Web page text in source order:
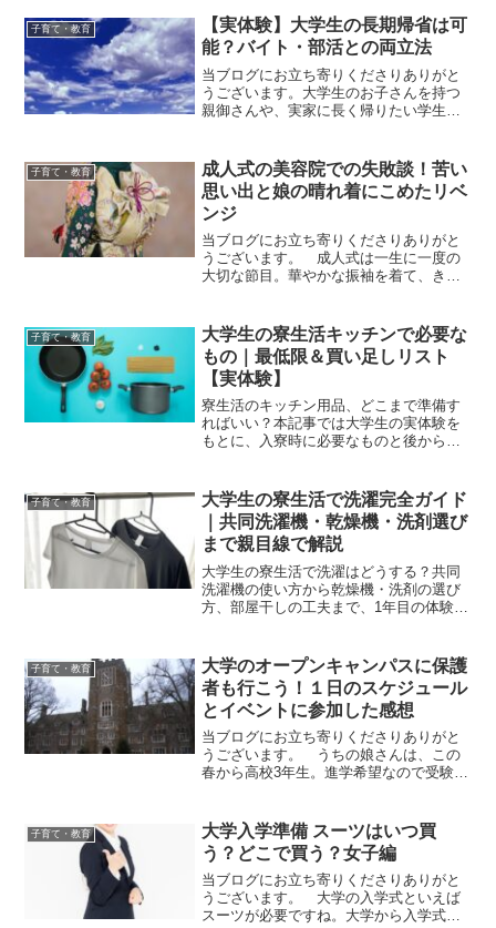
子育て・教育
【実体験】大学生の長期帰省は可
能？バイト・部活との両立法
当ブログにお立ち寄りくださりありがと
うございます。大学生のお子さんを持つ
親御さんや、実家に長く帰りたい学生さ
と悩んでいませんか？今回は、県外の大
学に通ううちの息子（大学1...
子育て・教育
成人式の美容院での失敗談！苦い
思い出と娘の晴れ着にこめたリベ
ンジ
当ブログにお立ち寄りくださりありがと
うございます。 成人式は一生に一度の
大切な節目。華やかな振袖を着て、きれ
苦い思い出になってしまったら？ 今回
は、28年前の私の成人式...
子育て・教育
大学生の寮生活キッチンで必要な
もの｜最低限＆買い足しリスト
【実体験】
寮生活のキッチン用品、どこまで準備す
ればいい？本記事では大学生の実体験を
もとに、入寮時に必要なものと後から買
子育て・教育
大学生の寮生活で洗濯完全ガイド
｜共同洗濯機・乾燥機・洗剤選び
まで親目線で解説
大学生の寮生活で洗濯はどうする？共同
洗濯機の使い方から乾燥機・洗剤の選び
方、部屋干しの工夫まで、1年目の体験を
グッズも紹介。
子育て・教育
大学のオープンキャンパスに保護
者も行こう！１日のスケジュール
とイベントに参加した感想
当ブログにお立ち寄りくださりありがと
うございます。 うちの娘さんは、この
春から高校3年生。進学希望なので受験生
娘さんでもムリなく入れる学校です^^;
オープンキャンパス...
子育て・教育
大学入学準備 スーツはいつ買
う？どこで買う？女子編
当ブログにお立ち寄りくださりありがと
うございます。 大学の入学式といえば
スーツが必要ですね。大学から入学式の